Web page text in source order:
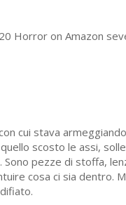
Horror on Amazon
cui stava
scosto le assi,
pezze di stoffa,
cosa ci sia dentro.